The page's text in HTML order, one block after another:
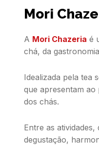
Mori
A Mori Chazeria é
chá, da
Idealizada pela tea
que apresentam
dos chás.
Entre as
degustação,